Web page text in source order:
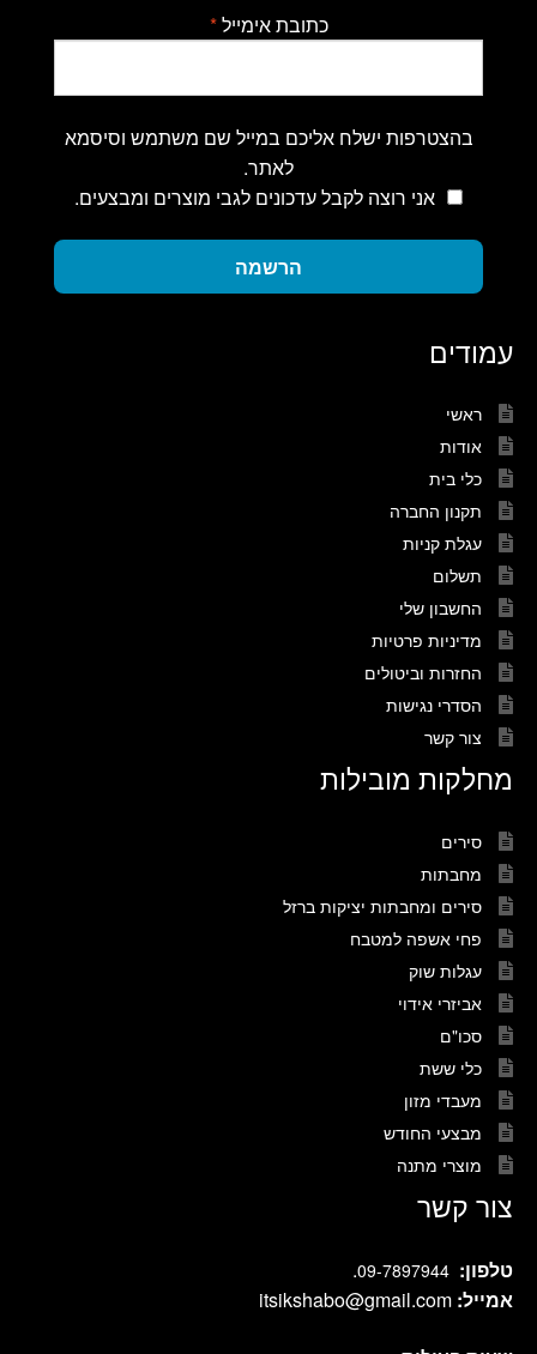
כתובת אימייל*
בהצטרפות ישלח אליכם במייל שם משתמש וסיסמא
לאתר.
אני רוצה לקבל עדכונים לגבי מוצרים ומבצעים.
הרשמה
עמודים
ראשי
אודות
כלי בית
תקנון החברה
עגלת קניות
תשלום
החשבון שלי
מדיניות פרטיות
החזרות וביטולים
הסדרי נגישות
צור קשר
מחלקות מובילות
סירים
מחבתות
סירים ומחבתות יציקות ברזל
פחי אשפה למטבח
עגלות שוק
אביזרי אידוי
סכו"ם
כלי ששת
מעבדי מזון
מבצעי החודש
מוצרי מתנה
צור קשר
טלפון: 09-7897944
.
אמייל: itsikshabo@gmail.com